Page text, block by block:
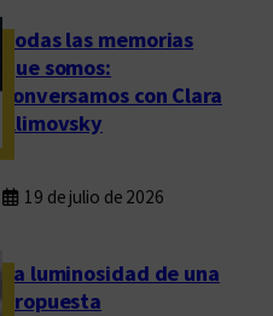
Todas las memorias
que somos:
conversamos con Clara
Klimovsky
19 de julio de 2026
La luminosidad de una
propuesta